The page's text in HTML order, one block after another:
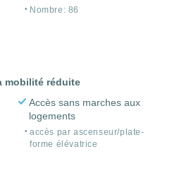
Nombre: 86
mobilité réduite
Accès sans marches aux
logements
accès par ascenseur/plate-
forme élévatrice